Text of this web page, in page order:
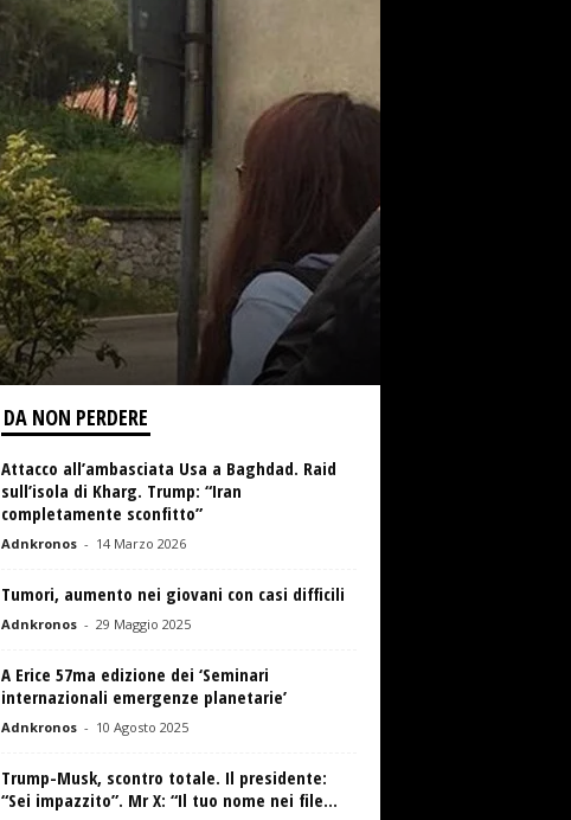
DA NON PERDERE
Attacco all’ambasciata Usa a Baghdad. Raid
sull’isola di Kharg. Trump: “Iran
completamente sconfitto”
Adnkronos - 14 Marzo 2026
Tumori, aumento nei giovani con casi difficili
Adnkronos - 29 Maggio 2025
A Erice 57ma edizione dei ‘Seminari
internazionali emergenze planetarie’
Adnkronos - 10 Agosto 2025
Trump-Musk, scontro totale. Il presidente:
“Sei impazzito”. Mr X: “Il tuo nome nei file...